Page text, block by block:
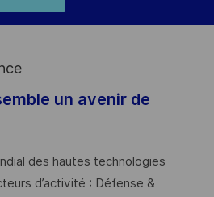
un avenir de
des hautes technologies
d’activité : Défense &